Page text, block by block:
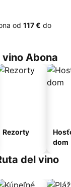
od ‎117 € do
Abona
Rezorty
dom
del vino